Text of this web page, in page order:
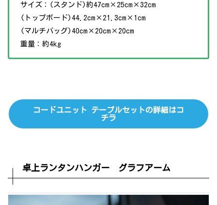
サイズ：(スタンド)約47cm×25cm×32cm
(トップボード)44.2cm×21.3cm×1cm
(マルチバッグ)40cm×20cm×20cm
重量：約4kg
コードユニット テーブルセットの詳細はコ
チラ
卓上ランタンハンガー グラフアーム